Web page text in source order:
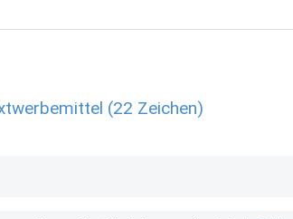
(22 Zeichen)